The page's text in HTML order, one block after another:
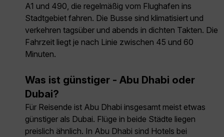
A1 und 490, die regelmäßig vom Flughafen ins
Stadtgebiet fahren. Die Busse sind klimatisiert und
verkehren tagsüber und abends in dichten Takten. Die
Fahrzeit liegt je nach Linie zwischen 45 und 60
Minuten.
Was ist günstiger - Abu Dhabi oder
Dubai?
Für Reisende ist Abu Dhabi insgesamt meist etwas
günstiger als Dubai. Flüge in beide Städte liegen
preislich ähnlich. In Abu Dhabi sind Hotels bei